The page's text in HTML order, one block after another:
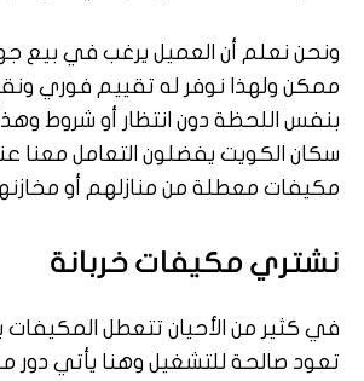
ونحن نعلم أن العميل يرغب في بيع
ممكن ولهذا نوفر له تقييم فوري
بنفس اللحظة دون انتظار أو شروط
سكان الكويت يفضلون التعامل معنا
مكيفات معطلة من منازلهم أو
نشتري مكيفات خربانة
في كثير من الأحيان تتعطل المكيفات
تعود صالحة للتشغيل وهنا يأتي دور